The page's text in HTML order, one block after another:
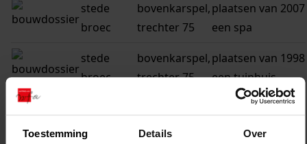
Toestemming Details Over
stede
broec
bovenkarspel,
trechter 75
plaatsen van
een spa
2007
stede
broec
bovenkarspel,
trechter 75
plaatsen van
een tuinhuis
1998
trechter 75
bouwen van
een woning
1994